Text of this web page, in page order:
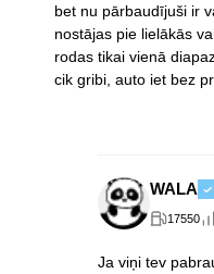
bet nu pārbaudījuši ir
nostājas pie lielākās
rodas tikai vienā
cik gribi, auto iet bez
WALA
17550
Ja viņi tev